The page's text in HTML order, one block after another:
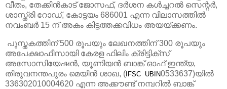
വീതം, തേക്കിന്‍കാട് ജോസഫ്, ദര്‍ശന കള്‍ച്ചറല്‍ സെന്റര്‍,
ശാസ്ത്രി റോഡ്, കോട്ടയം 686001 എന്ന വിലാസത്തില്‍
നവംബര്‍15 ന് അകം കിട്ടത്തക്കവിധം അയയ്ക്കണം.
പുസ്തകത്തിന്500 രൂപയും ലേഖനത്തിന്300 രൂപയും
അപേക്ഷാഫീസായി കേരള ഫിലിം ക്രിട്ടിക്സ്
അസോസിയേഷന്‍, യൂണിയന്‍ ബാങ്ക് ഓഫ് ഇന്ത്യ,
തിരുവനന്തപുരം മെയിന്‍ ശാഖ, ( IFSC UBIN0533637)യില്‍
336302010004620 എന്ന അക്കൗണ്ട് നമ്പറില്‍ ബാങ്ക്